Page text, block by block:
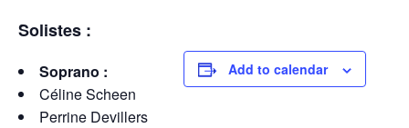
Solistes :
Soprano :
Céline Scheen
Perrine Devillers
Add to calendar